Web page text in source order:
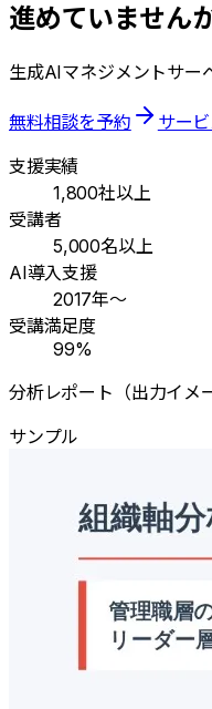
進めていませんか
生成AIマネジメントサー
無料相談を予約
サー
支援実績
1,800社以上
受講者
5,000名以上
AI導入支援
2017年〜
受講満足度
99%
分析レポート（出力イメ
サンプル